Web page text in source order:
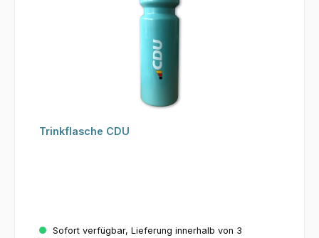
Trinkflasche CDU
Sofort verfügbar, Lieferung innerhalb von 3